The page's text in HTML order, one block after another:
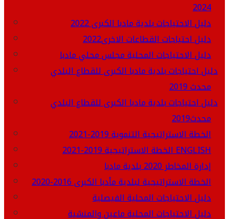
2024
دليل الاحتياجات بلدية مادبا الكبرى 2022
دليل احتياجات القطاعات الاخرى2022
دليل الاحتياجات المحلية مجلس محلي مادبا
دليل احتياجات بلدية مادبا الكبرى للقطاع البلدي
محدث 2019
دليل احتياجات بلدية مادبا الكبرى للقطاع البلدي
محدث2019
الخطة الاستراتيجية التنموية 2019-2021
الخطة الاستراتيجية 2019-2021 ENGLISH
إدارة المخاطر 2020 بلدية مادبا
الخطة الاستراتيجية لبلدية مأدبا الكبرى 2016-2020
دليل الاحتياجات المحلية الفيصلية
دليل الاحتياجات المحلية ماعين والمنشية